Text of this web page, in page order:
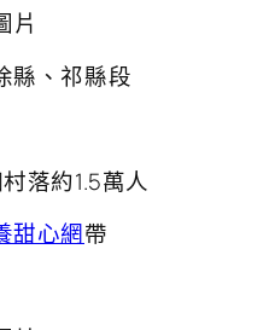
縣、祁縣段
落約1.5萬人
甜心網帶